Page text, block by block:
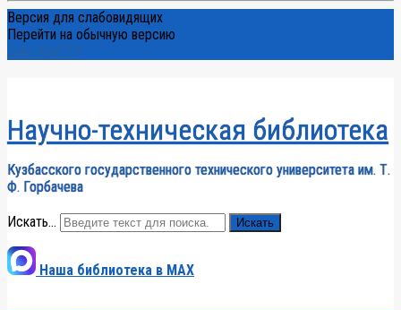
Версия для слабовидящих
Перейти на обычную версию
Сайт КузГТУ
Научно-техническая библиотека
Кузбасского государственного технического университета им. Т.
Ф. Горбачева
Искать... Искать
Наша библиотека в MAX